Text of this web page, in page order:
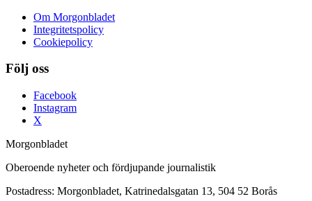
Om Morgonbladet
Integritetspolicy
Cookiepolicy
Följ oss
Facebook
Instagram
X
Morgonbladet
Oberoende nyheter och fördjupande journalistik
Postadress: Morgonbladet, Katrinedalsgatan 13, 504 52 Borås